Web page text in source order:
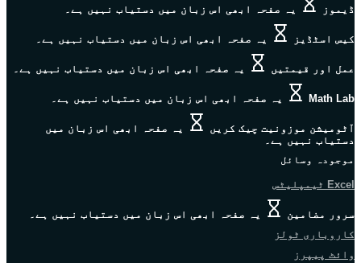
ڈیموز یہ صفحہ ابھی اس زبان میں دستیاب نہیں ہے۔
کیس اسٹڈیز یہ صفحہ ابھی اس زبان میں دستیاب نہیں ہے۔
عمل اور قیمتیں یہ صفحہ ابھی اس زبان میں دستیاب نہیں ہے۔
Math Lab یہ صفحہ ابھی اس زبان میں دستیاب نہیں ہے۔
آٹومیشن موزونیت چیک کریں
یہ صفحہ ابھی اس زبان میں
دستیاب نہیں ہے۔
موجودہ وسائل
Excel ٹیمپلیٹس
سرور مضامین
یہ صفحہ ابھی اس زبان میں دستیاب نہیں ہے۔
کاروباری ٹولز
وائٹ پیپرز